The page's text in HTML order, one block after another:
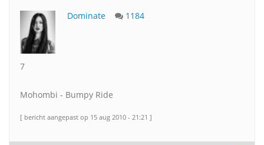
Dominate 1184
7
Mohombi - Bumpy Ride
[ bericht aangepast op 15 aug 2010 - 21:21 ]